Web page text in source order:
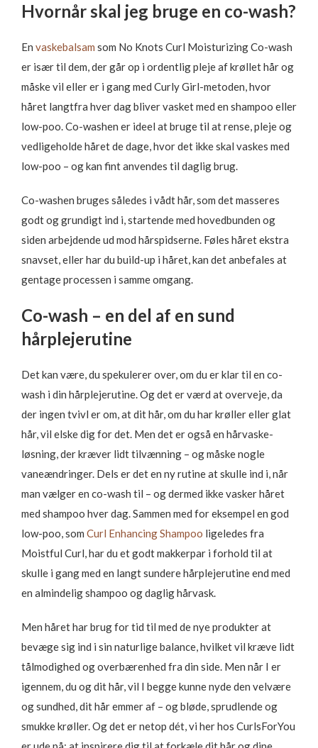
Hvornår skal jeg bruge en co-wash?
En vaskebalsam som No Knots Curl Moisturizing Co-wash
er især til dem, der går op i ordentlig pleje af krøllet hår og
måske vil eller er i gang med Curly Girl-metoden, hvor
håret langtfra hver dag bliver vasket med en shampoo eller
low-poo. Co-washen er ideel at bruge til at rense, pleje og
vedligeholde håret de dage, hvor det ikke skal vaskes med
low-poo – og kan fint anvendes til daglig brug.
Co-washen bruges således i vådt hår, som det masseres
godt og grundigt ind i, startende med hovedbunden og
siden arbejdende ud mod hårspidserne. Føles håret ekstra
snavset, eller har du build-up i håret, kan det anbefales at
gentage processen i samme omgang.
Co-wash – en del af en sund
hårplejerutine
Det kan være, du spekulerer over, om du er klar til en co-
wash i din hårplejerutine. Og det er værd at overveje, da
der ingen tvivl er om, at dit hår, om du har krøller eller glat
hår, vil elske dig for det. Men det er også en hårvaske-
løsning, der kræver lidt tilvænning – og måske nogle
vaneændringer. Dels er det en ny rutine at skulle ind i, når
man vælger en co-wash til – og dermed ikke vasker håret
med shampoo hver dag. Sammen med for eksempel en god
low-poo, som Curl Enhancing Shampoo ligeledes fra
Moistful Curl, har du et godt makkerpar i forhold til at
skulle i gang med en langt sundere hårplejerutine end med
en almindelig shampoo og daglig hårvask.
Men håret har brug for tid til med de nye produkter at
bevæge sig ind i sin naturlige balance, hvilket vil kræve lidt
tålmodighed og overbærenhed fra din side. Men når I er
igennem, du og dit hår, vil I begge kunne nyde den velvære
og sundhed, dit hår emmer af – og bløde, sprudlende og
smukke krøller. Og det er netop dét, vi her hos CurlsForYou